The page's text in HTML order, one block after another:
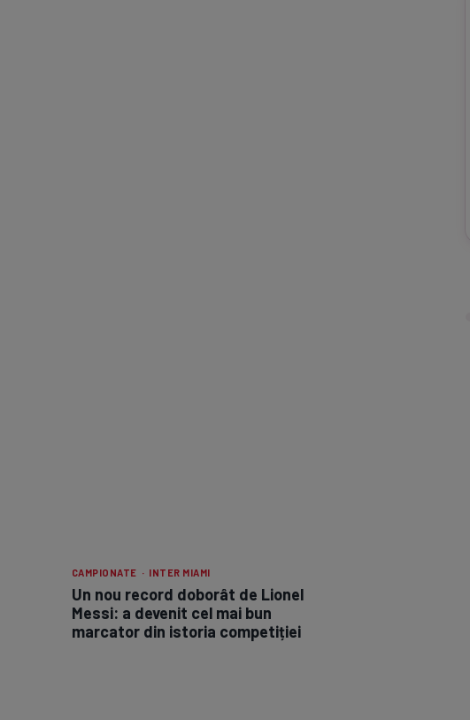
CAMPIONATE · INTER MIAMI
Un nou record doborât de Lionel
Messi: a devenit cel mai bun
marcator din istoria competiției